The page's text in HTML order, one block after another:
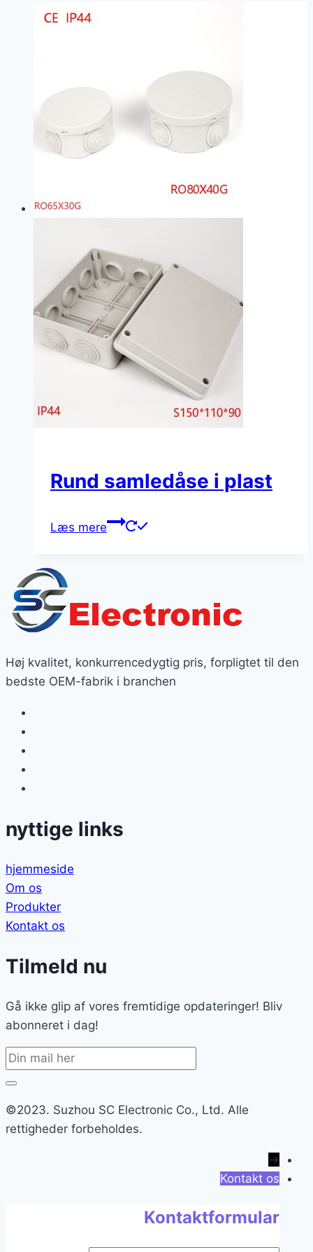
Rund samledåse i plast
Læs mere
Høj kvalitet, konkurrencedygtig pris, forpligtet til den
bedste OEM-fabrik i branchen
nyttige links
hjemmeside
Om os
Produkter
Kontakt os
Tilmeld nu
Gå ikke glip af vores fremtidige opdateringer! Bliv
abonneret i dag!
©2023. Suzhou SC Electronic Co., Ltd. Alle
rettigheder forbeholdes.
→
Kontakt os
Kontaktformular